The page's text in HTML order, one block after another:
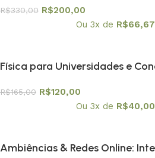
R$330,00 R$200,00
Ou 3x de R$66,67
Física para Universidades e
R$165,00 R$120,00
Ou 3x de R$40,00
Ambiências & Redes Online: